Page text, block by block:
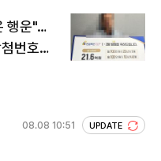
행운"…
번호조
08.08 10:51 UPDATE